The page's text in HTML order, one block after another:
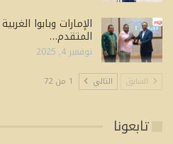
الإمارات وبابوا
المتقدم…
نوفمبر 4, 2025
السابق التالي 1 من 72
تابعونا